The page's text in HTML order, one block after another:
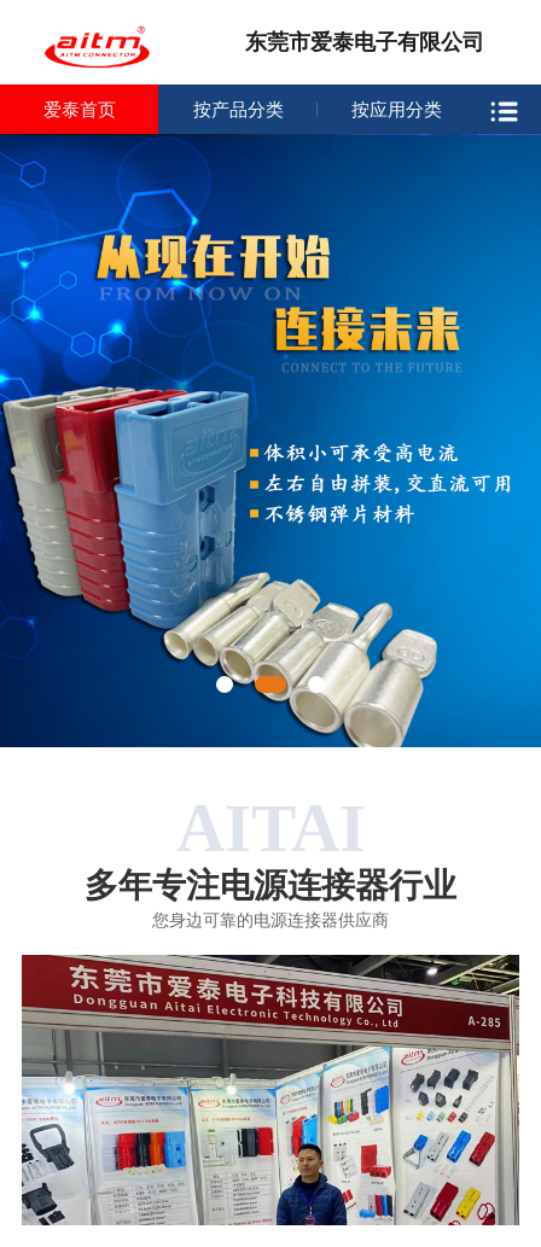
东莞市爱泰电子有限公司
爱泰首页 按产品分类 按应用分类
AITAI
多年专注电源连接器行业
您身边可靠的电源连接器供应商